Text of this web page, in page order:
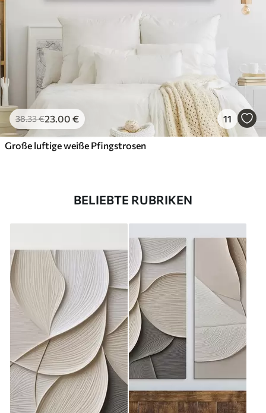
38.33€23.00 € 11
Große luftige weiße Pfingstrosen
BELIEBTE RUBRIKEN